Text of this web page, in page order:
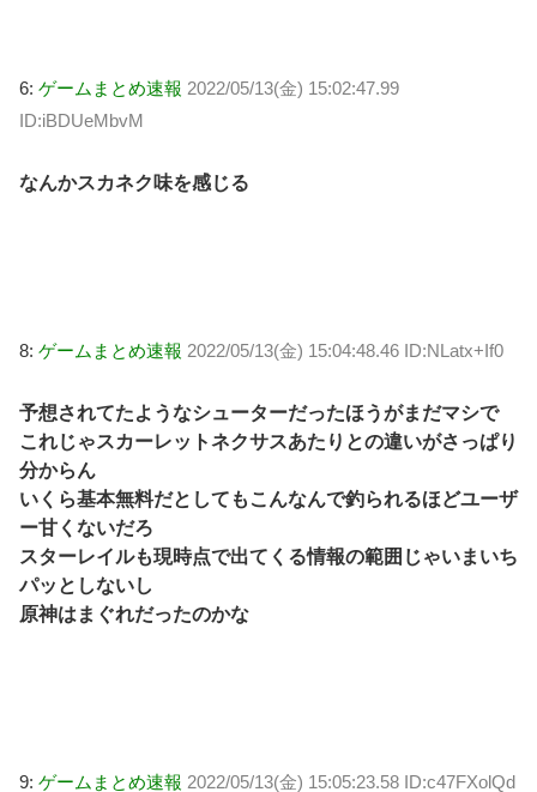
6: ゲームまとめ速報 2022/05/13(金) 15:02:47.99
ID:iBDUeMbvM
なんかスカネク味を感じる
8: ゲームまとめ速報 2022/05/13(金) 15:04:48.46 ID:NLatx+If0
予想されてたようなシューターだったほうがまだマシで
これじゃスカーレットネクサスあたりとの違いがさっぱり
分からん
いくら基本無料だとしてもこんなんで釣られるほどユーザ
ー甘くないだろ
スターレイルも現時点で出てくる情報の範囲じゃいまいち
パッとしないし
原神はまぐれだったのかな
9: ゲームまとめ速報 2022/05/13(金) 15:05:23.58 ID:c47FXolQd